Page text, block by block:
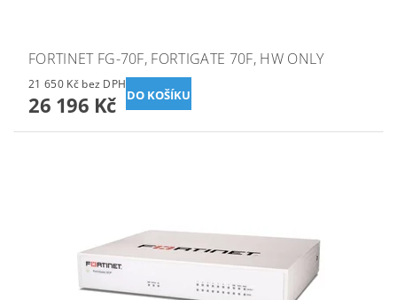
FORTINET FG-70F, FORTIGATE 70F, HW ONLY
21 650 Kč bez DPH
26 196 Kč